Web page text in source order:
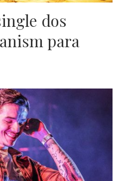
dos
para